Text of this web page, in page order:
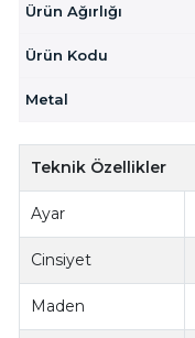
Ürün Ağırlığı
Ürün Kodu
Metal
Teknik Özellikler
Ayar
Cinsiyet
Maden